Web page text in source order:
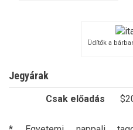
Üdítők a
Jegyárak
Csak előadás